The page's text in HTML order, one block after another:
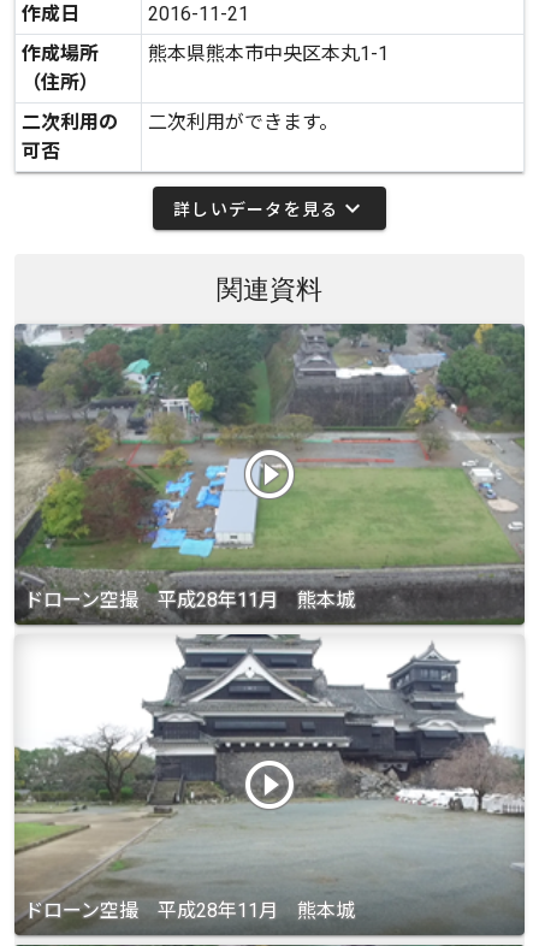
作成日
2016-11-21
作成場所
（住所）
熊本県熊本市中央区本丸1-1
二次利用の
可否
二次利用ができます。
詳しいデータを見る expand_more
関連資料
play_circle_outline
ドローン空撮 平成28年11月 熊本城
play_circle_outline
ドローン空撮 平成28年11月 熊本城